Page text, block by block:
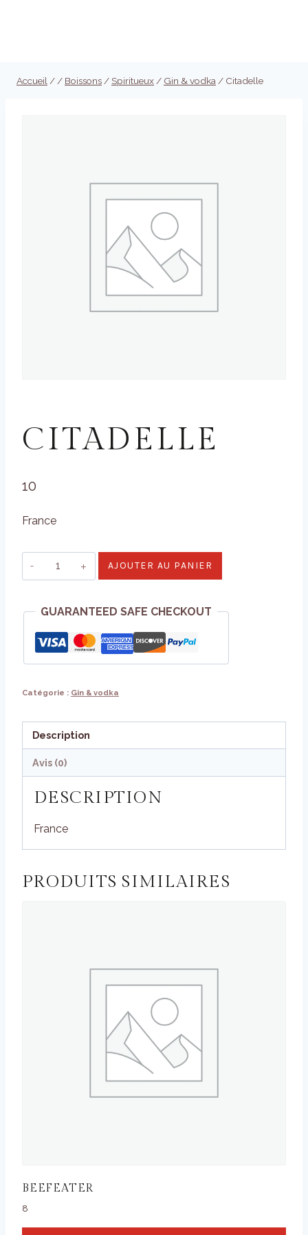
Accueil / / Boissons / Spiritueux / Gin & vodka / Citadelle
CITADELLE
10
France
quantité
de
AJOUTER AU PANIER
GUARANTEED SAFE CHECKOUT
Catégorie : Gin & vodka
Description
Avis (0)
DESCRIPTION
France
PRODUITS SIMILAIRES
BEEFEATER
8